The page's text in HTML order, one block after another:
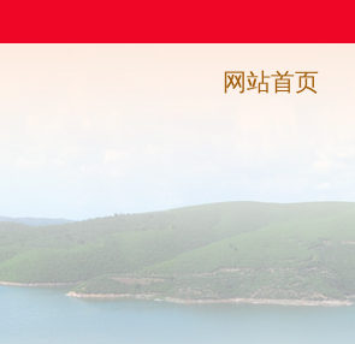
网站首页